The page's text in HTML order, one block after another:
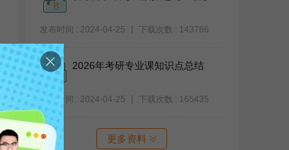
发布时间 : 2024-04-25 下载次数 : 143786
2026年考研专业课知识点总结
发布时间 : 2024-04-25 下载次数 : 165435
更多资料